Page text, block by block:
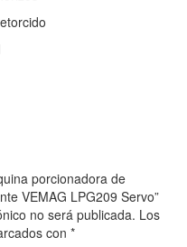
porcionadora de
VEMAG LPG209 Servo”
no será publicada. Los
con *